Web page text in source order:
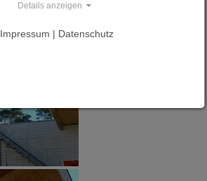
Details anzeigen
Impressum | Datenschutz